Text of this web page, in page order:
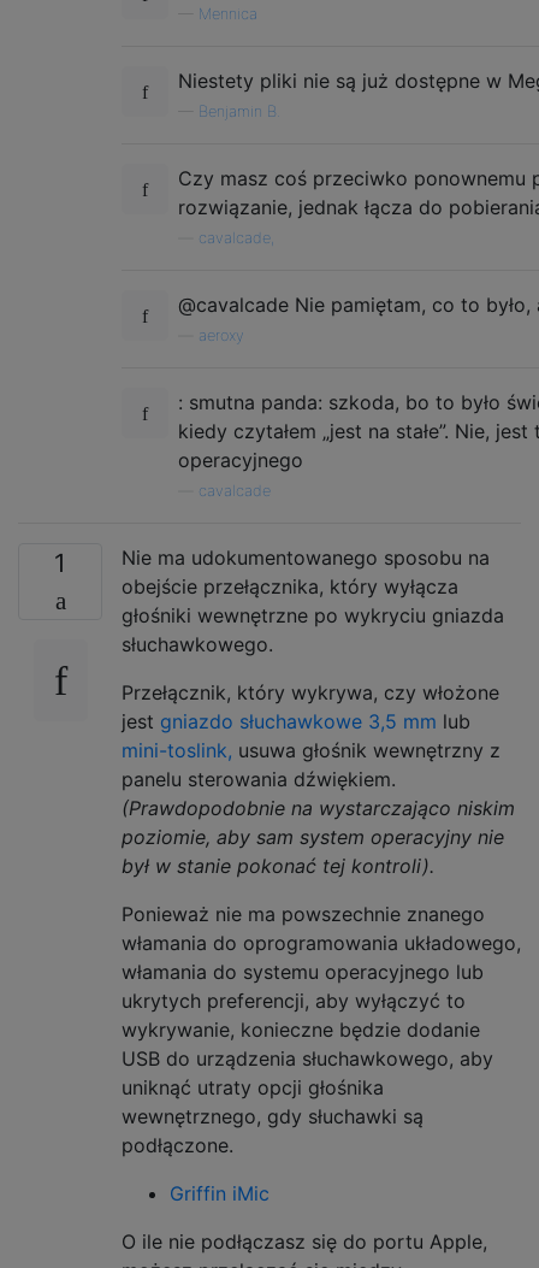
Mennica
Niestety pliki nie są już dostępne w
Benjamin B.
Czy masz coś przeciwko ponownemu
rozwiązanie, jednak łącza do
cavalcade,
@cavalcade Nie pamiętam, co to
aeroxy
: smutna panda: szkoda, bo to było
kiedy czytałem „jest na stałe”. Nie,
operacyjnego
cavalcade
1
Nie ma udokumentowanego sposobu na
obejście przełącznika, który wyłącza
głośniki wewnętrzne po wykryciu gniazda
słuchawkowego.
Przełącznik, który wykrywa, czy włożone
jest gniazdo słuchawkowe 3,5 mm lub
mini-toslink, usuwa głośnik wewnętrzny z
panelu sterowania dźwiękiem.
(Prawdopodobnie na wystarczająco niskim
poziomie, aby sam system operacyjny nie
był w stanie pokonać tej kontroli).
Ponieważ nie ma powszechnie znanego
włamania do oprogramowania układowego,
włamania do systemu operacyjnego lub
ukrytych preferencji, aby wyłączyć to
wykrywanie, konieczne będzie dodanie
USB do urządzenia słuchawkowego, aby
uniknąć utraty opcji głośnika
wewnętrznego, gdy słuchawki są
podłączone.
Griffin iMic
O ile nie podłączasz się do portu Apple,